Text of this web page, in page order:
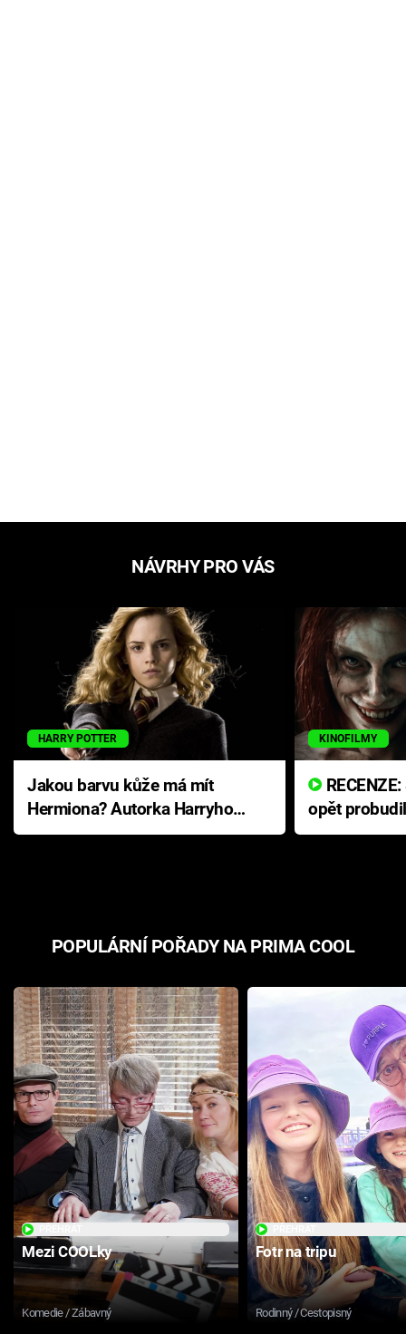
NÁVRHY PRO VÁS
HARRY POTTER
Jakou barvu kůže má mít
Hermiona? Autorka Harryho
Pottera přišla s ráznou
KINOFILMY
opět
přichází s
POPULÁRNÍ POŘADY NA PRIMA COOL
Mezi COOLky
Komedie / Zábavný
Fotr na tripu
Rodinný / Cestopisný